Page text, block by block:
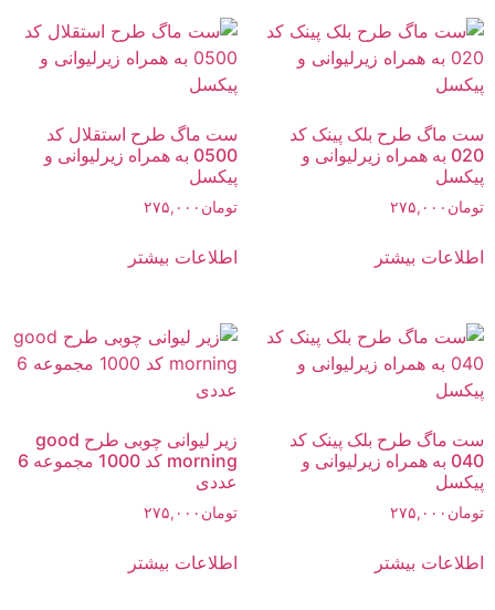
ست ماگ طرح بلک پینک کد
020 به همراه زیرلیوانی و
پیکسل
تومان ۲۷۵,۰۰۰
اطلاعات بیشتر
ست ماگ طرح استقلال کد
0500 به همراه زیرلیوانی و
پیکسل
تومان ۲۷۵,۰۰۰
اطلاعات بیشتر
ست ماگ طرح بلک پینک کد
040 به همراه زیرلیوانی و
پیکسل
تومان ۲۷۵,۰۰۰
اطلاعات بیشتر
زیر لیوانی چوبی طرح good
morning کد 1000 مجموعه 6
عددی
تومان ۲۷۵,۰۰۰
اطلاعات بیشتر